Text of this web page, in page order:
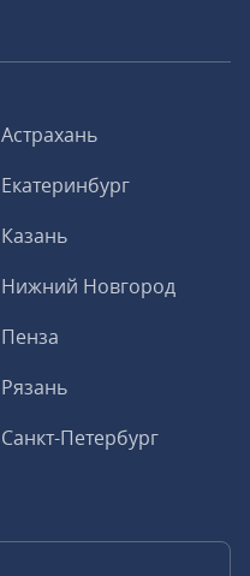
Астрахань
Екатеринбург
Казань
Нижний Новгород
Пенза
Рязань
Санкт-Петербург